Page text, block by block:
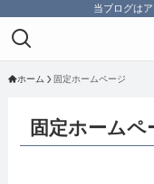
当ブログは
ホーム 固定ホームページ
固定ホームペ